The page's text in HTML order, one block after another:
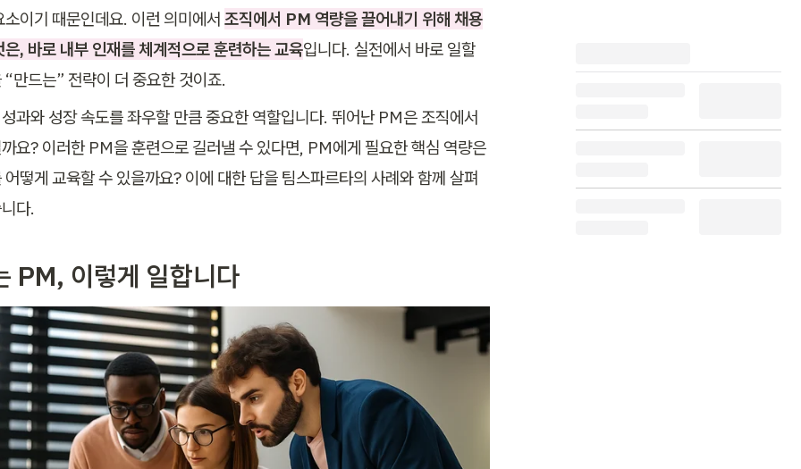
이기 때문인데요. 이런 의미에서 조직에서 PM 역량을 끌어내기 위해 채용
, 바로 내부 인재를 체계적으로 훈련하는 교육입니다. 실전에서 바로 일할
만드는” 전략이 더 중요한 것이죠.
과와 성장 속도를 좌우할 만큼 중요한 역할입니다. 뛰어난 PM은 조직에서
요? 이러한 PM을 훈련으로 길러낼 수 있다면, PM에게 필요한 핵심 역량은
떻게 교육할 수 있을까요? 이에 대한 답을 팀스파르타의 사례와 함께 살펴
다.
PM, 이렇게 일합니다